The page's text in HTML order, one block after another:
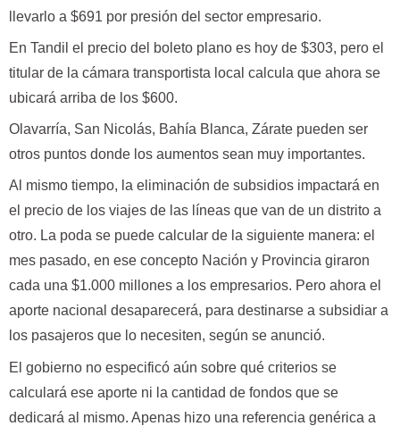
llevarlo a $691 por presión del sector empresario.
En Tandil el precio del boleto plano es hoy de $303, pero el
titular de la cámara transportista local calcula que ahora se
ubicará arriba de los $600.
Olavarría, San Nicolás, Bahía Blanca, Zárate pueden ser
otros puntos donde los aumentos sean muy importantes.
Al mismo tiempo, la eliminación de subsidios impactará en
el precio de los viajes de las líneas que van de un distrito a
otro. La poda se puede calcular de la siguiente manera: el
mes pasado, en ese concepto Nación y Provincia giraron
cada una $1.000 millones a los empresarios. Pero ahora el
aporte nacional desaparecerá, para destinarse a subsidiar a
los pasajeros que lo necesiten, según se anunció.
El gobierno no especificó aún sobre qué criterios se
calculará ese aporte ni la cantidad de fondos que se
dedicará al mismo. Apenas hizo una referencia genérica a